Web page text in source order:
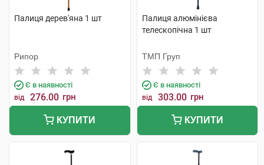
Палиця дерев'яна 1 шт
Рипор
Є в наявності
від 276.00 грн
КУПИТИ
Палиця алюмінієва
телескопічна 1 шт
ТМП Груп
Є в наявності
від 303.00 грн
КУПИТИ